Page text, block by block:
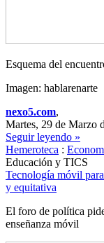
Esquema del
Imagen: hablarenarte
nexo5.com,
Martes, 29 de Marzo
Seguir leyendo »
Hemeroteca :
Educación y TICS
Tecnología móvil
y equitativa
El foro de política
enseñanza móvil